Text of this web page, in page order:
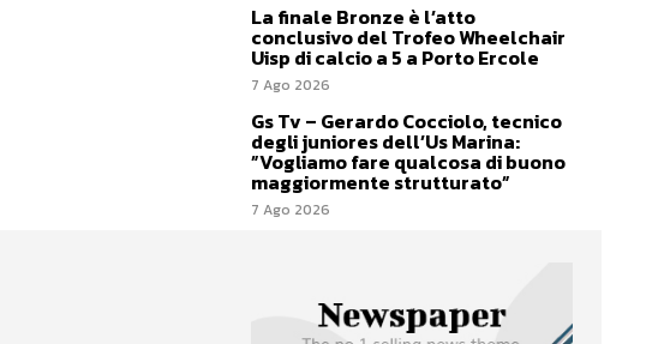
La finale Bronze è l’atto
conclusivo del Trofeo Wheelchair
Uisp di calcio a 5 a Porto Ercole
7 Ago 2026
Gs Tv – Gerardo Cocciolo, tecnico
degli juniores dell’Us Marina:
”Vogliamo fare qualcosa di buono
maggiormente strutturato”
7 Ago 2026